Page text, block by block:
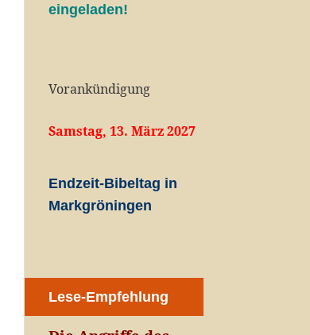
eingeladen!
Vorankündigung
Samstag, 13. März 2027
Endzeit-Bibeltag in
Markgröningen
Lese-Empfehlung